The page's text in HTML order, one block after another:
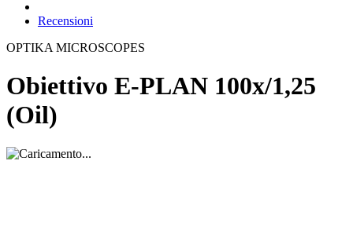
Recensioni
OPTIKA MICROSCOPES
Obiettivo E-PLAN 100x/1,25
(Oil)